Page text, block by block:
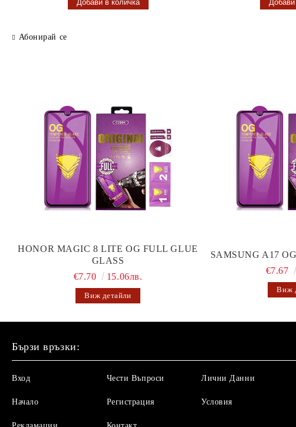
Абонирай се
HONOR MAGIC 8 LITE OG FULL GLUE
GLASS
€7.70
15.06лв.
Виж детайли
SAMSUNG A17
€7.67
Виж
Бързи връзки:
Вход
Начало
Чести Въпроси
Регистрация
Лични Данни
Условия